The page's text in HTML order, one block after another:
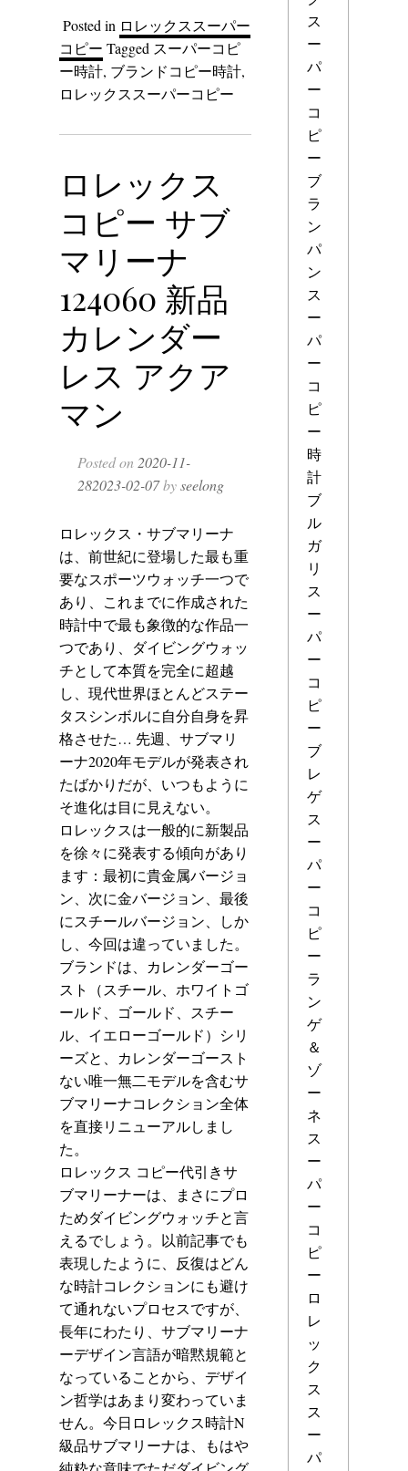
Posted in ロレックススーパー
コピー Tagged スーパーコピ
ー時計, ブランドコピー時計,
ロレックススーパーコピー
ロレックス
コピー サブ
マリーナ
124060 新品
カレンダー
レス アクア
マン
Posted on 2020-11-
282023-02-07byseelong
ロレックス・サブマリーナ
は、前世紀に登場した最も重
要なスポーツウォッチ一つで
あり、これまでに作成された
時計中で最も象徴的な作品一
つであり、ダイビングウォッ
チとして本質を完全に超越
し、現代世界ほとんどステー
タスシンボルに自分自身を昇
格させた… 先週、サブマリ
ーナ2020年モデルが発表され
たばかりだが、いつもように
そ進化は目に見えない。
ロレックスは一般的に新製品
を徐々に発表する傾向があり
ます：最初に貴金属バージョ
ン、次に金バージョン、最後
にスチールバージョン、しか
し、今回は違っていました。
ブランドは、カレンダーゴー
スト（スチール、ホワイトゴ
ールド、ゴールド、スチー
ル、イエローゴールド）シリ
ーズと、カレンダーゴースト
ない唯一無二モデルを含むサ
ブマリーナコレクション全体
を直接リニューアルしまし
た。
ロレックス コピー代引きサ
ブマリーナーは、まさにプロ
ためダイビングウォッチと言
えるでしょう。以前記事でも
表現したように、反復はどん
な時計コレクションにも避け
て通れないプロセスですが、
長年にわたり、サブマリーナ
ーデザイン言語が暗黙規範と
なっていることから、デザイ
ン哲学はあまり変わっていま
せん。今日ロレックス時計N
級品サブマリーナは、もはや
ス
ー
パ
ー
コ
ピ
ー
ブ
ラ
ン
パ
ン
ス
ー
パ
ー
コ
ピ
ー
時
計
ブ
ル
ガ
リ
ス
ー
パ
ー
コ
ピ
ー
ブ
レ
ゲ
ス
ー
パ
ー
コ
ピ
ー
ラ
ン
ゲ
＆
ゾ
ー
ネ
ス
ー
パ
ー
コ
ピ
ー
ロ
レ
ッ
ク
ス
ス
ー
パ